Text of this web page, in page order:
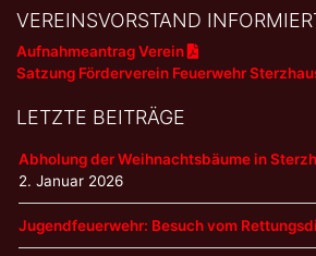
VEREINSVORSTAND
Aufnahmeantrag Verein
Satzung Förderverein Feuerwehr
LETZTE BEITRÄGE
Abholung der Weihnachtsbäume in
2. Januar 2026
Jugendfeuerwehr: Besuch vom